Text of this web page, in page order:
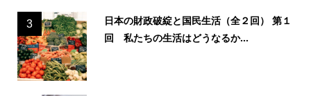
3
日本の財政破綻と国民生活（全２回） 第１
回 私たちの生活はどうなるか...